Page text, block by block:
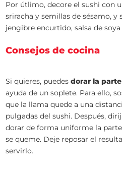
Por útlimo, decore el sushi con
sriracha y semillas de sésamo, y
jengibre encurtido, salsa de soya
Consejos de cocina
Si quieres, puedesdorar la
ayuda de un soplete. Para ello,
que la llama quede a una
pulgadas del sushi. Después,
dorar de forma uniforme la
se queme. Deje reposar el
servirlo.